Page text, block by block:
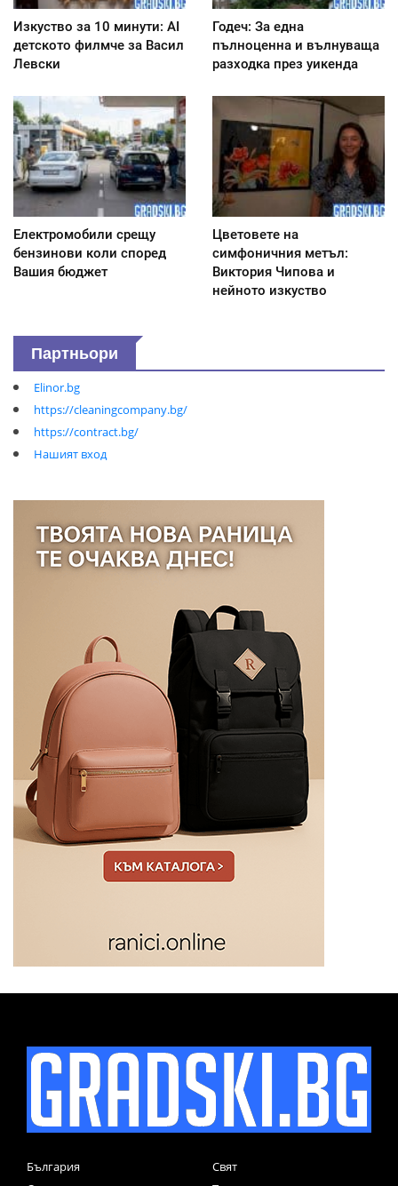
Изкуство за 10 минути: AI
детското филмче за Васил
Левски
Годеч: За една
пълноценна и вълнуваща
разходка през уикенда
Електромобили срещу
бензинови коли според
Вашия бюджет
Цветовете на
симфоничния метъл:
Виктория Чипова и
нейното изкуство
Партньори
Elinor.bg
https://cleaningcompany.bg/
https://contract.bg/
Нашият вход
България
Свят